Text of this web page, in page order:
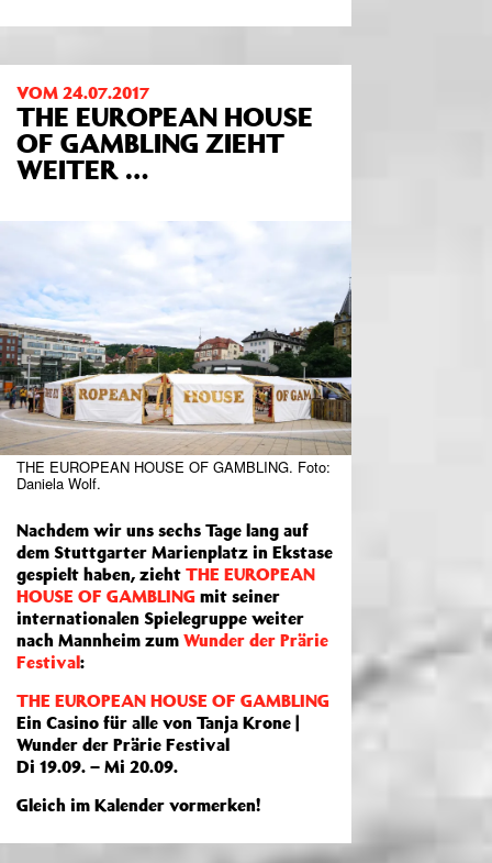
VOM 24.07.2017
THE EUROPEAN HOUSE
OF GAMBLING ZIEHT
WEITER …
THE EUROPEAN HOUSE OF GAMBLING. Foto:
Daniela Wolf.
Nachdem wir uns sechs Tage lang auf
dem Stuttgarter Marienplatz in Ekstase
gespielt haben, zieht THE EUROPEAN
HOUSE OF GAMBLING mit seiner
internationalen Spielegruppe weiter
nach Mannheim zum Wunder der Prärie
Festival:
THE EUROPEAN HOUSE OF GAMBLING
Ein Casino für alle von Tanja Krone |
Wunder der Prärie Festival
Di 19.09. – Mi 20.09.
Gleich im Kalender vormerken!